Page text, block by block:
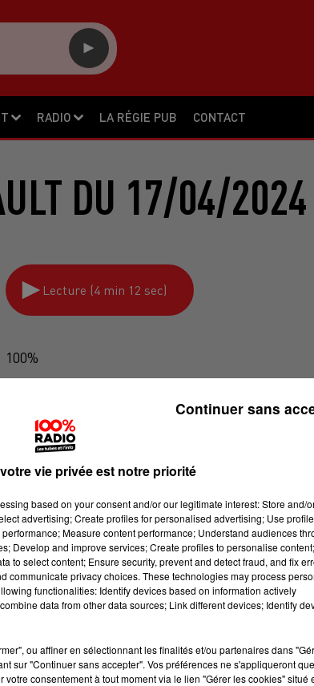
RADIO LA RÉGIE PUB CONTACT
DU 17/04/
Lecture (4 min 12 sec)
100%
vie privée est notre priorité
based on your consent and/or our legitimate interest: Store and/
advertising; Create profiles for personalised advertising; Use
Measure content performance; Understand audiences
Develop and improve services; Create profiles to personalise
to select content; Ensure security, prevent and detect fraud, and fix
communicate privacy choices. These technologies may process
functionalities: Identify devices based on information actively
data from other data sources; Link different devices; Identify
ou affiner en sélectionnant les finalités et/ou partenaires dans
sur "Continuer sans accepter". Vos préférences ne s'appliqueront
consentement à tout moment via le lien "Gérer les cookies" situé
Continuer sans